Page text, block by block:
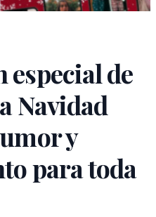
de
Navidad
y
para toda